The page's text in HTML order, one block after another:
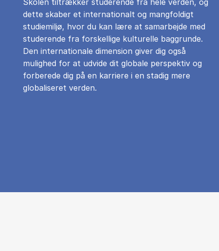
dette skaber et internationalt og mangfoldigt
studiemiljø, hvor du kan lære at samarbejde med
studerende fra forskellige kulturelle baggrunde.
Den internationale dimension giver dig også
mulighed for at udvide dit globale perspektiv og
forberede dig på en karriere i en stadig mere
globaliseret verden.